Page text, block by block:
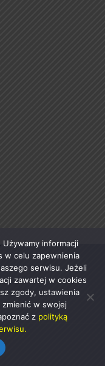
Używamy informacji
w celu zapewnienia
serwisu. Jeżeli
zawartej w cookies
zgody, ustawienia
w swojej
z polityką